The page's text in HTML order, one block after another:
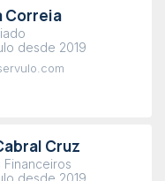
Correia
desde 2019
Cruz
Financeiros
desde 2019